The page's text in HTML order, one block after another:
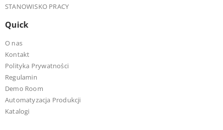
STANOWISKO PRACY
Quick
O nas
Kontakt
Polityka Prywatności
Regulamin
Demo Room
Automatyzacja Produkcji
Katalogi